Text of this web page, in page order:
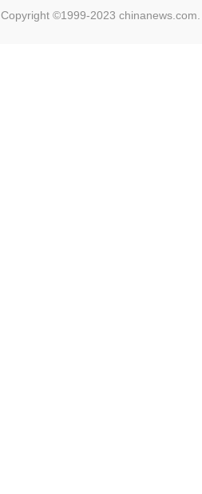
Copyright ©1999-2023